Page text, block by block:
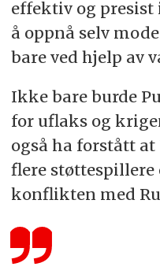
effektiv og presist
å oppnå selv
bare ved hjelp av
Ikke bare burde
for uflaks og
også ha forstått
flere støttespillere
konflikten med